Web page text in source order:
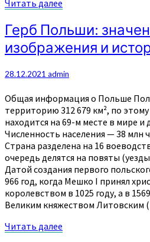
Читать далее
Герб
Польши:
значение
и
Герб Польши:
изображения и
28.12.2021 admin
Общая информация о Польше
территорию 312 679 км², по
находится на 69-м месте в мире и
Численность населения — 38 млн
Страна разделена на 16
очередь делятся на повяты
Датой создания первого
966 год, когда Мешко I принял
королевством в 1025 году, а в
Великим княжеством Литовским
Читать далее